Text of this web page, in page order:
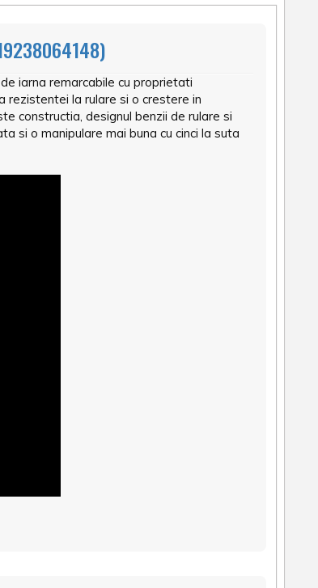
iarna remarcabile cu proprietati
rezistentei la rulare si o crestere in
constructia, designul benzii de rulare si
si o manipulare mai buna cu cinci la suta